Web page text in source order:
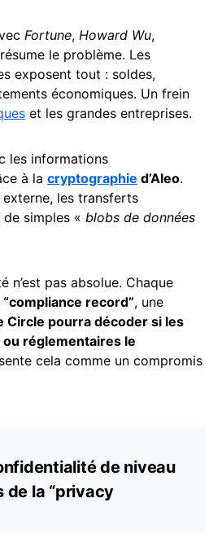
Fortune, Howard Wu,
le problème. Les
exposent tout : soldes,
économiques. Un frein
et les grandes entreprises.
les informations
à la cryptographie d’Aleo.
les transferts
simples « blobs de données
n’est pas absolue. Chaque
“compliance record”, une
Circle pourra décoder si les
réglementaires le
cela comme un compromis
de niveau
de la “privacy